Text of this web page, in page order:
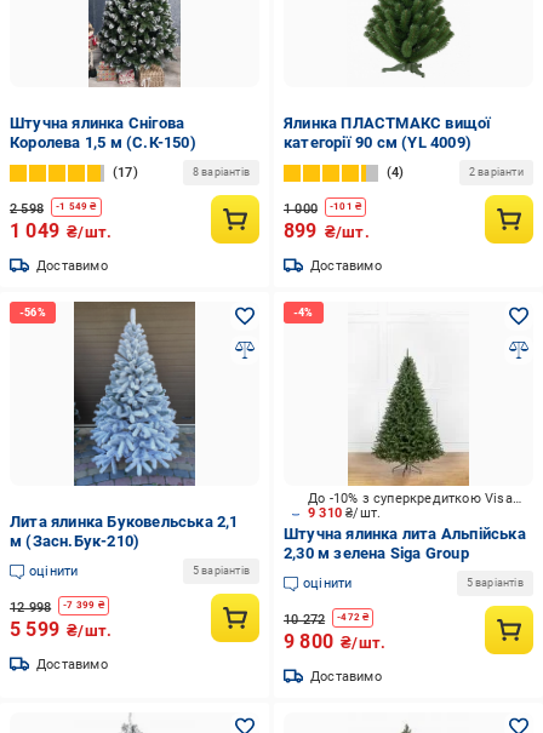
Штучна ялинка Снігова
Королева 1,5 м (С.К-150)
17 8 варіантів
2 598 -1 549 ₴
1 049 ₴/шт.
Доставимо
Ялинка ПЛАСТМАКС вищої
категорії 90 см (YL 4009)
4 2 варіанти
1 000 -101 ₴
899 ₴/шт.
Доставимо
Лита ялинка Буковельська 2,1
м (Засн.Бук-210)
оцінити 5 варіантів
12 998 -7 399 ₴
5 599 ₴/шт.
Доставимо
9 310₴/шт.
До -10% з суперкредиткою Visa Вигода
Штучна ялинка лита Альпійська
2,30 м зелена Siga Group
оцінити 5 варіантів
10 272 -472₴
9 800 ₴/шт.
Доставимо